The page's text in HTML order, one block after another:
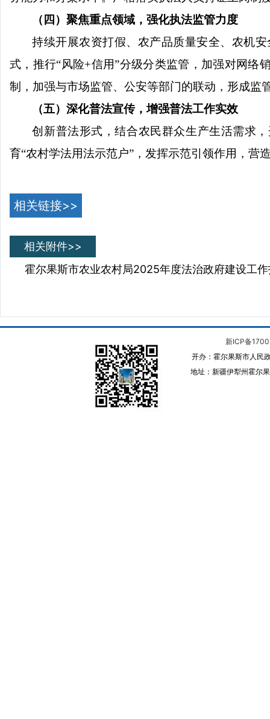
（四）聚焦重点领域，强化执法监管力度
持续开展农资打假、农产品质量安全、农机
式，推行“风险+信用”分级分类监管，加强对网络
制，加强与市场监管、公安等部门的联动，形成监
（五）深化普法宣传，增强普法工作实效
创新普法形式，结合农民群众生产生活需求
育“农村学法用法示范户”，发挥示范引领作用，营
相关链接>>
相关附件>>
霍尔果斯市农业农村局2025年度法治政府建设工
新ICP备
开办：霍尔果斯市人民
地址：新疆伊犁州霍